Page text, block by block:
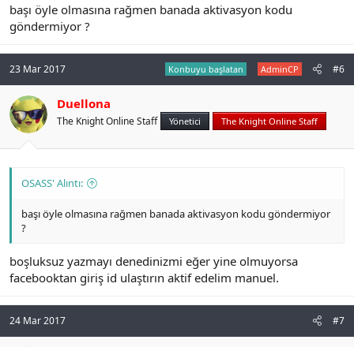
başı öyle olmasına rağmen banada aktivasyon kodu
göndermiyor ?
23 Mar 2017 Konbuyu başlatan AdminCP #6
Duellona
The Knight Online Staff Yönetici The Knight Online Staff
OSASS' Alıntı:
başı öyle olmasına rağmen banada aktivasyon kodu göndermiyor
?
boşluksuz yazmayı denedinizmi eğer yine olmuyorsa
facebooktan giriş id ulaştırın aktif edelim manuel.
24 Mar 2017 #7